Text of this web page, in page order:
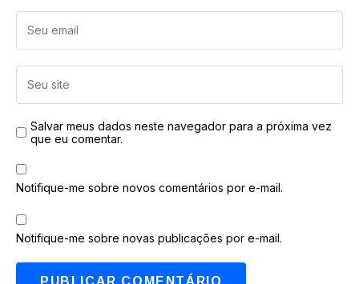
Salvar meus dados neste navegador para a próxima vez
que eu comentar.
Notifique-me sobre novos comentários por e-mail.
Notifique-me sobre novas publicações por e-mail.